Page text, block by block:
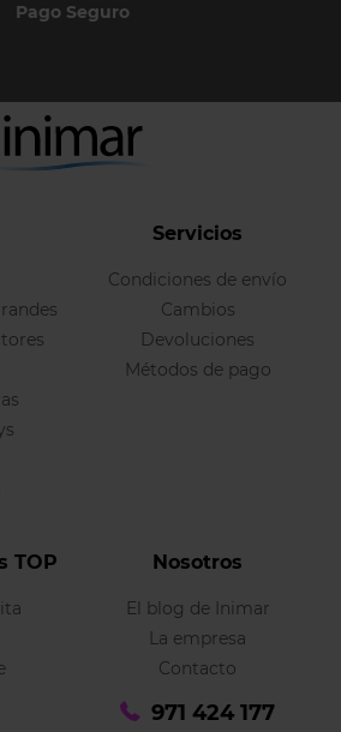
Pago Seguro
Servicios
Condiciones de envío
Cambios
Devoluciones
Métodos de pago
TOP Nosotros
El blog de Inimar
La empresa
Contacto
971 424 177